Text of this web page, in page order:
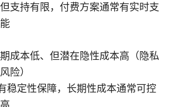
支持有限，付费方案通常有实时支
成本低、但潜在隐性成本高（隐私
险）
稳定性保障，长期性成本通常可控